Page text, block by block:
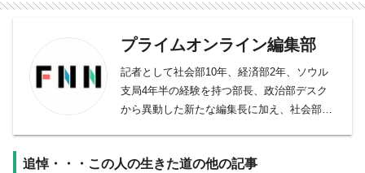
プライムオンライン編集部
記者として社会部10年、経済部2年、ソウル
支局4年半の経験を持つ部長、政治部デスク
から異動した新たな編集長に加え、社会部デ
ー・プロデューサー、バラエティー制作者、
追悼・・・この人の生きた道の他の記事